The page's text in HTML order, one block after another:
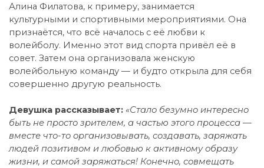
Алина Филатова, к примеру, занимается
культурными и спортивными мероприятиями. Она
признаётся, что всё началось с её любви к
волейболу. Именно этот вид спорта привёл её в
совет. Затем она организовала женскую
волейбольную команду — и будто открыла для себя
совершенно другую реальность.
Девушка рассказывает: «Стало безумно интересно
быть не просто зрителем, а частью этого процесса —
вместе что-то организовывать, создавать, заряжать
людей позитивом и любовью к активному образу
жизни, и самой заряжаться! Конечно, совмещать